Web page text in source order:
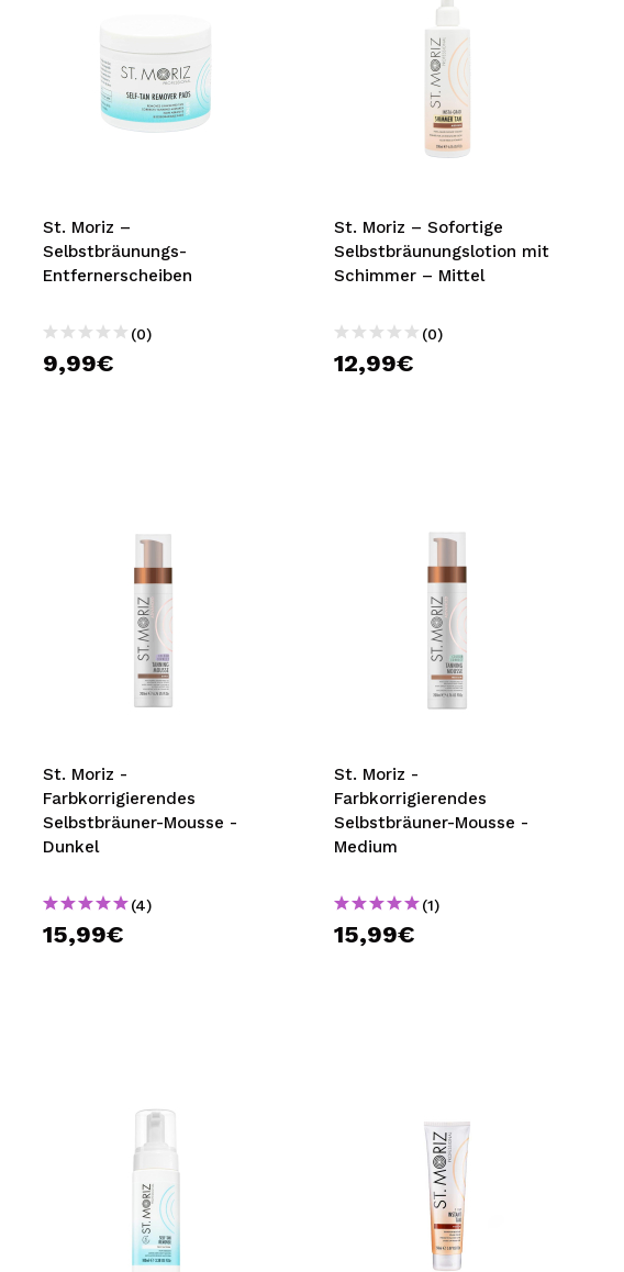
St. Moriz –
Selbstbräunungs-
Entfernerscheiben
(0)
9,99€
St. Moriz – Sofortige
Selbstbräunungslotion mit
Schimmer – Mittel
(0)
12,99€
St. Moriz -
Farbkorrigierendes
Selbstbräuner-Mousse -
Dunkel
(4)
15,99€
St. Moriz -
Farbkorrigierendes
Selbstbräuner-Mousse -
Medium
(1)
15,99€